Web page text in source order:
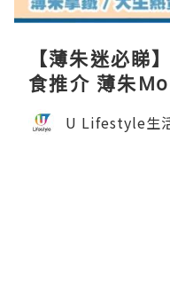
【薄朱迷必睇
食推介 薄朱
卷／Donki銅鑼
U Lifestyle生